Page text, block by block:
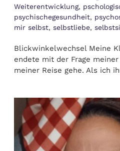
Weiterentwicklung,
psychischegesundheit,
mir selbst, selbstliebe,
Blickwinkelwechsel Meine
endete mit der Frage
meiner Reise gehe. Als ich